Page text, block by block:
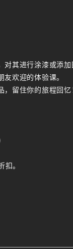
对其进行涂漆或添
友欢迎的体验课。
，留住你的旅程回忆
扣。